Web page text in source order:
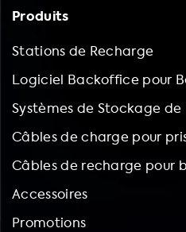
Produits
Stations de Recharge
Logiciel Backoffice pour
Systèmes de Stockage
Câbles de charge pour
Câbles de recharge pour
Accessoires
Promotions